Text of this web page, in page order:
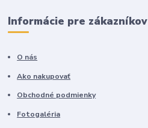
Informácie pre zákazníkov
O nás
Ako nakupovať
Obchodné podmienky
Fotogaléria